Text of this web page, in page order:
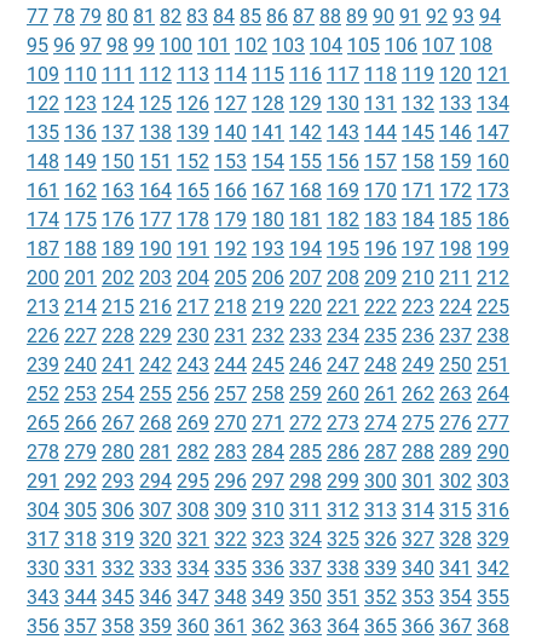
77 78 79 80 81 82 83 84 85 86 87 88 89 90 91 92 93 94
95 96 97 98 99 100 101 102 103 104 105 106 107 108
109 110 111 112 113 114 115 116 117 118 119 120 121
122 123 124 125 126 127 128 129 130 131 132 133 134
135 136 137 138 139 140 141 142 143 144 145 146 147
148 149 150 151 152 153 154 155 156 157 158 159 160
161 162 163 164 165 166 167 168 169 170 171 172 173
174 175 176 177 178 179 180 181 182 183 184 185 186
187 188 189 190 191 192 193 194 195 196 197 198 199
200 201 202 203 204 205 206 207 208 209 210 211 212
213 214 215 216 217 218 219 220 221 222 223 224 225
226 227 228 229 230 231 232 233 234 235 236 237 238
239 240 241 242 243 244 245 246 247 248 249 250 251
252 253 254 255 256 257 258 259 260 261 262 263 264
265 266 267 268 269 270 271 272 273 274 275 276 277
278 279 280 281 282 283 284 285 286 287 288 289 290
291 292 293 294 295 296 297 298 299 300 301 302 303
304 305 306 307 308 309 310 311 312 313 314 315 316
317 318 319 320 321 322 323 324 325 326 327 328 329
330 331 332 333 334 335 336 337 338 339 340 341 342
343 344 345 346 347 348 349 350 351 352 353 354 355
356 357 358 359 360 361 362 363 364 365 366 367 368